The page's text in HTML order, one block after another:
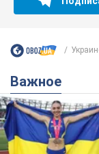
Важное